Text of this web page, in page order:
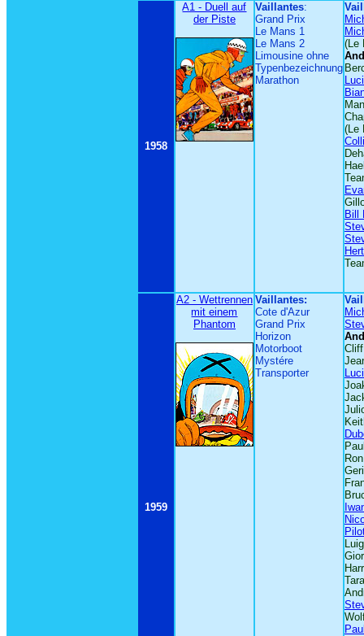
1958
A1 - Duell auf
der Piste
Vaillantes:
Grand Prix
Le Mans 1
Le Mans 2
Limousine ohne
Typenbezeichnung
Marathon
(Le
(Le
Bill
1959
A2 - Wettrennen
mit einem
Phantom
Vaillantes:
Cote d'Azur
Grand Prix
Horizon
Motorboot
Mystére
Transporter
K